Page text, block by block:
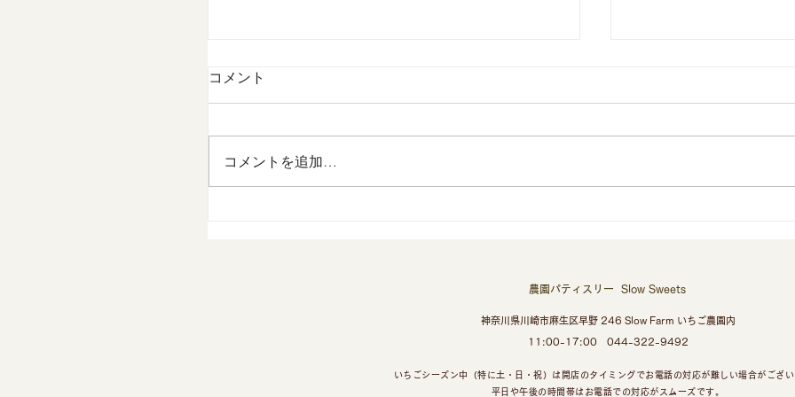
コメント
コメントを追加…
​農園パティスリー​ Slow Sweets
神奈川県川崎市麻生区早野 246 Slow Farm いちご農園内
11:00-17:00 044-322-9492
いちごシーズン中（特に土・日・祝）は開店のタイミングでお電話の対応が難しい場合がござ
平日や午後の時間帯はお電話での対応がスムーズです。